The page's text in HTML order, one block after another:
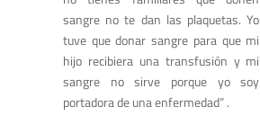
sangre no te dan las plaquetas. Yo
tuve que donar sangre para que mi
hijo recibiera una transfusión y mi
sangre no sirve porque yo soy
portadora de una enfermedad” .